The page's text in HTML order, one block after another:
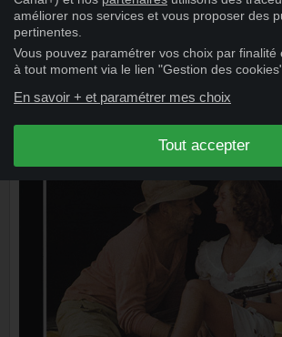
améliorer nos services et vous proposer des
pertinentes.
Vous pouvez paramétrer vos choix par
à tout moment via le lien "Gestion des
En savoir + et paramétrer mes choix
Tout accepter